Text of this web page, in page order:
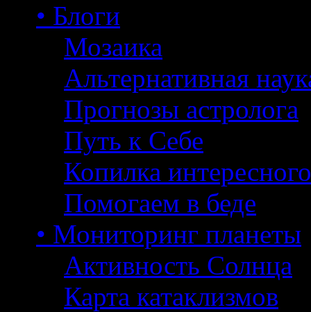
• Блоги
Мозаика
Альтернативная
Прогнозы астролога
Путь к Себе
Копилка интересного
Помогаем в беде
• Мониторинг планеты
Активность Солнца
Карта катаклизмов